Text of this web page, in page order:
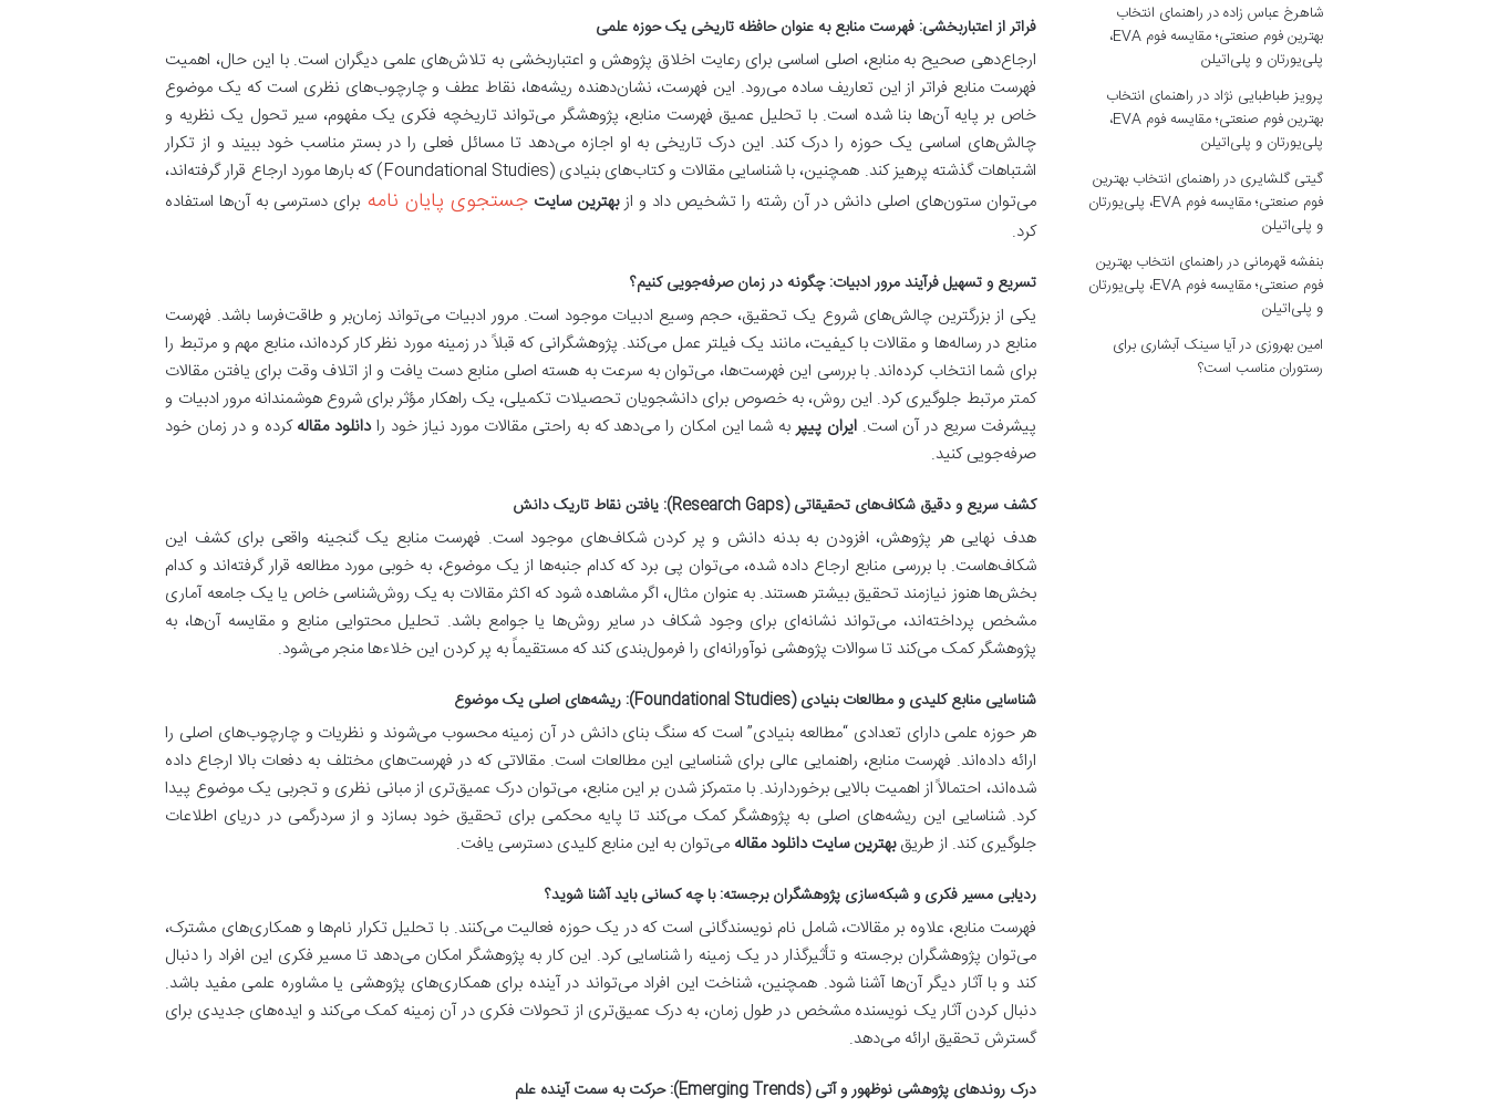
فراتر از اعتباربخشی: فهرست منابع به عنوان حافظه تاریخی یک حوزه علمی
ارجاع‌دهی صحیح به منابع، اصلی اساسی برای رعایت اخلاق پژوهش و اعتباربخشی به تلاش‌های علمی دیگران است. با این حال، اهمیت
فهرست منابع فراتر از این تعاریف ساده می‌رود. این فهرست، نشان‌دهنده ریشه‌ها، نقاط عطف و چارچوب‌های نظری است که یک موضوع
خاص بر پایه آن‌ها بنا شده است. با تحلیل عمیق فهرست منابع، پژوهشگر می‌تواند تاریخچه فکری یک مفهوم، سیر تحول یک نظریه و
چالش‌های اساسی یک حوزه را درک کند. این درک تاریخی به او اجازه می‌دهد تا مسائل فعلی را در بستر مناسب خود ببیند و از تکرار
اشتباهات گذشته پرهیز کند. همچنین، با شناسایی مقالات و کتاب‌های بنیادی (Foundational Studies) که بارها مورد ارجاع قرار گرفته‌اند،
می‌توان ستون‌های اصلی دانش در آن رشته را تشخیص داد و ازبهترین سایتجستجوی پایان نامه برای دسترسی به آن‌ها استفاده
کرد.
تسریع و تسهیل فرآیند مرور ادبیات: چگونه در زمان صرفه‌جویی کنیم؟
یکی از بزرگترین چالش‌های شروع یک تحقیق، حجم وسیع ادبیات موجود است. مرور ادبیات می‌تواند زمان‌بر و طاقت‌فرسا باشد. فهرست
منابع در رساله‌ها و مقالات با کیفیت، مانند یک فیلتر عمل می‌کند. پژوهشگرانی که قبلاً در زمینه مورد نظر کار کرده‌اند، منابع مهم و مرتبط را
برای شما انتخاب کرده‌اند. با بررسی این فهرست‌ها، می‌توان به سرعت به هسته اصلی منابع دست یافت و از اتلاف وقت برای یافتن مقالات
کمتر مرتبط جلوگیری کرد. این روش، به خصوص برای دانشجویان تحصیلات تکمیلی، یک راهکار مؤثر برای شروع هوشمندانه مرور ادبیات و
پیشرفت سریع در آن است.ایران پیپربه شما این امکان را می‌دهد که به راحتی مقالات مورد نیاز خود رادانلود مقالهکرده و در زمان خود
صرفه‌جویی کنید.
کشف سریع و دقیق شکاف‌های تحقیقاتی (Research Gaps): یافتن نقاط تاریک دانش
هدف نهایی هر پژوهش، افزودن به بدنه دانش و پر کردن شکاف‌های موجود است. فهرست منابع یک گنجینه واقعی برای کشف این
شکاف‌هاست. با بررسی منابع ارجاع داده شده، می‌توان پی برد که کدام جنبه‌ها از یک موضوع، به خوبی مورد مطالعه قرار گرفته‌اند و کدام
بخش‌ها هنوز نیازمند تحقیق بیشتر هستند. به عنوان مثال، اگر مشاهده شود که اکثر مقالات به یک روش‌شناسی خاص یا یک جامعه آماری
مشخص پرداخته‌اند، می‌تواند نشانه‌ای برای وجود شکاف در سایر روش‌ها یا جوامع باشد. تحلیل محتوایی منابع و مقایسه آن‌ها، به
پژوهشگر کمک می‌کند تا سوالات پژوهشی نوآورانه‌ای را فرمول‌بندی کند که مستقیماً به پر کردن این خلاءها منجر می‌شود.
شناسایی منابع کلیدی و مطالعات بنیادی (Foundational Studies): ریشه‌های اصلی یک موضوع
هر حوزه علمی دارای تعدادی “مطالعه بنیادی” است که سنگ بنای دانش در آن زمینه محسوب می‌شوند و نظریات و چارچوب‌های اصلی را
ارائه داده‌اند. فهرست منابع، راهنمایی عالی برای شناسایی این مطالعات است. مقالاتی که در فهرست‌های مختلف به دفعات بالا ارجاع داده
شده‌اند، احتمالاً از اهمیت بالایی برخوردارند. با متمرکز شدن بر این منابع، می‌توان درک عمیق‌تری از مبانی نظری و تجربی یک موضوع پیدا
کرد. شناسایی این ریشه‌های اصلی به پژوهشگر کمک می‌کند تا پایه محکمی برای تحقیق خود بسازد و از سردرگمی در دریای اطلاعات
جلوگیری کند. از طریقبهترین سایت دانلود مقاله می‌توان به این منابع کلیدی دسترسی یافت.
ردیابی مسیر فکری و شبکه‌سازی پژوهشگران برجسته: با چه کسانی باید آشنا شوید؟
فهرست منابع، علاوه بر مقالات، شامل نام نویسندگانی است که در یک حوزه فعالیت می‌کنند. با تحلیل تکرار نام‌ها و همکاری‌های مشترک،
می‌توان پژوهشگران برجسته و تأثیرگذار در یک زمینه را شناسایی کرد. این کار به پژوهشگر امکان می‌دهد تا مسیر فکری این افراد را دنبال
کند و با آثار دیگر آن‌ها آشنا شود. همچنین، شناخت این افراد می‌تواند در آینده برای همکاری‌های پژوهشی یا مشاوره علمی مفید باشد.
دنبال کردن آثار یک نویسنده مشخص در طول زمان، به درک عمیق‌تری از تحولات فکری در آن زمینه کمک می‌کند و ایده‌های جدیدی برای
گسترش تحقیق ارائه می‌دهد.
درک روندهای پژوهشی نوظهور و آتی (Emerging Trends): حرکت به سمت آینده علم
شاهرخ عباس زادهدرراهنمای انتخاب
بهترین فوم صنعتی؛ مقایسه فوم EVA،
پلی‌یورتان و پلی‌اتیلن
پرویز طباطبایی نژاد درراهنمای انتخاب
بهترین فوم صنعتی؛ مقایسه فوم EVA،
پلی‌یورتان و پلی‌اتیلن
گیتی گلشایری درراهنمای انتخاب بهترین
فوم صنعتی؛ مقایسه فوم EVA، پلی‌یورتان
و پلی‌اتیلن
بنفشه قهرمانی درراهنمای انتخاب بهترین
فوم صنعتی؛ مقایسه فوم EVA، پلی‌یورتان
و پلی‌اتیلن
امین بهروزی درآیا سینک آبشاری برای
رستوران مناسب است؟